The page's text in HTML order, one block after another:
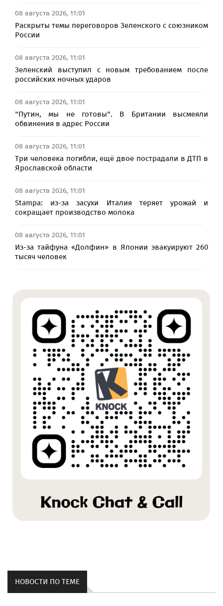
08 августа 2026, 11:01
Раскрыты темы переговоров Зеленского с союзником
России
08 августа 2026, 11:01
Зеленский выступил с новым требованием после
российских ночных ударов
08 августа 2026, 11:01
"Путин, мы не готовы". В Британии высмеяли
обвинения в адрес России
08 августа 2026, 11:01
Три человека погибли, ещё двое пострадали в ДТП в
Ярославской области
08 августа 2026, 11:01
Stampa: из-за засухи Италия теряет урожай и
сокращает производство молока
08 августа 2026, 11:01
Из-за тайфуна «Долфин» в Японии эвакуируют 260
тысяч человек
НОВОСТИ ПО ТЕМЕ